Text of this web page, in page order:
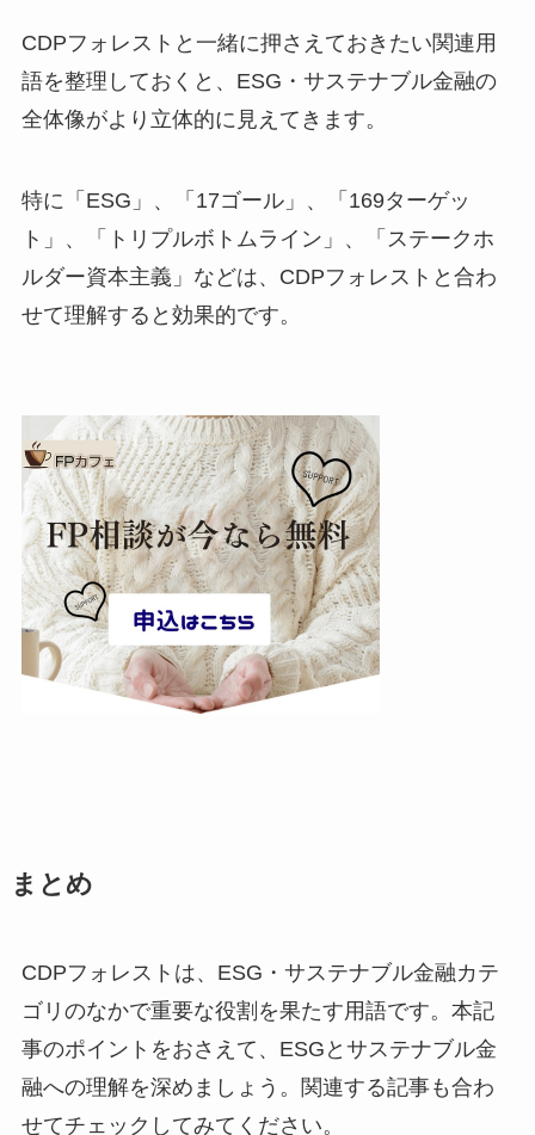
CDPフォレストと一緒に押さえておきたい関連用
語を整理しておくと、ESG・サステナブル金融の
全体像がより立体的に見えてきます。
特に「ESG」、「17ゴール」、「169ターゲッ
ト」、「トリプルボトムライン」、「ステークホ
ルダー資本主義」などは、CDPフォレストと合わ
せて理解すると効果的です。
まとめ
CDPフォレストは、ESG・サステナブル金融カテ
ゴリのなかで重要な役割を果たす用語です。本記
事のポイントをおさえて、ESGとサステナブル金
融への理解を深めましょう。関連する記事も合わ
せてチェックしてみてください。